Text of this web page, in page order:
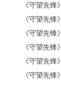
《守望先
《守望先
《守望先
《守望先锋
《守望先
《守望先